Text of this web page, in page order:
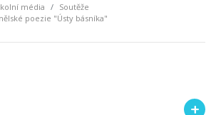
média
Soutěže
poezie "Ústy básníka"